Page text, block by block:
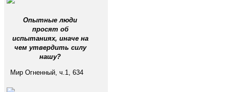
Опытные люди
просят об
испытаниях, иначе на
чем утвердить силу
нашу?
Мир Огненный, ч.1, 634